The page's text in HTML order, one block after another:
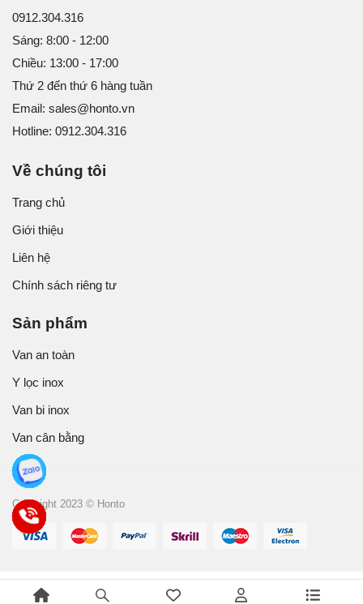
0912.304.316
Sáng: 8:00 - 12:00
Chiều: 13:00 - 17:00
Thứ 2 đến thứ 6 hàng tuần
Email: sales@honto.vn
Hotline: 0912.304.316
Về chúng tôi
Trang chủ
Giới thiệu
Liên hệ
Chính sách riêng tư
Sản phẩm
Van an toàn
Y lọc inox
Van bi inox
Van cân bằng
Copyright 2023 © Honto